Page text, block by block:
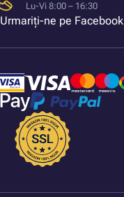
Lu-Vi 8:00 – 16:30
Urmariți-ne pe Facebook